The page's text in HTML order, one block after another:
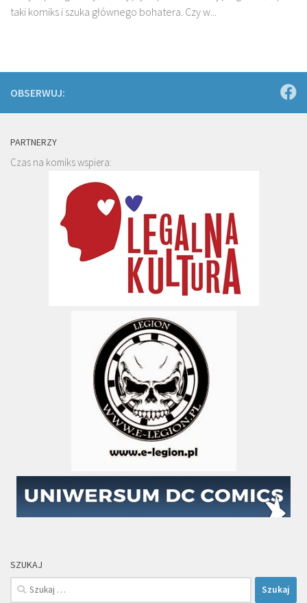
taki komiks i szuka głównego bohatera. Czy w...
OBSERWUJ:
PARTNERZY
Czas na komiks wspiera:
SZUKAJ
Szukaj: